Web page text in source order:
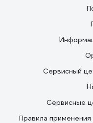
Сервисный
Сервисные
Правила